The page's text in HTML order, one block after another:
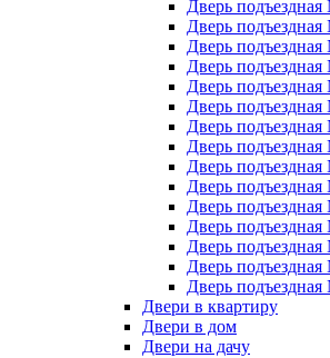
Дверь
Дверь
Дверь
Дверь
Дверь
Дверь
Дверь
Дверь
Дверь
Дверь
Дверь
Дверь
Дверь
Дверь
Дверь
Двери в квартиру
Двери в дом
Двери на дачу